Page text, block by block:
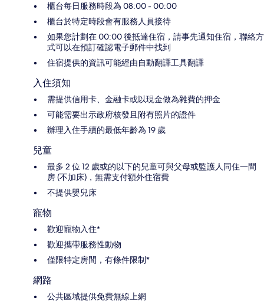
櫃台每日服務時段為 08:00 - 00:00
櫃台於特定時段會有服務人員接待
如果您計劃在 00:00 後抵達住宿，請事先通知住宿，聯絡方
式可以在預訂確認電子郵件中找到
住宿提供的資訊可能經由自動翻譯工具翻譯
入住須知
需提供信用卡、金融卡或以現金做為雜費的押金
可能需要出示政府核發且附有照片的證件
辦理入住手續的最低年齡為 19 歲
兒童
最多 2 位 12 歲或的以下的兒童可與父母或監護人同住一間
房 (不加床)，無需支付額外住宿費
不提供嬰兒床
寵物
歡迎寵物入住*
歡迎攜帶服務性動物
僅限特定房間，有條件限制*
網路
公共區域提供免費無線上網